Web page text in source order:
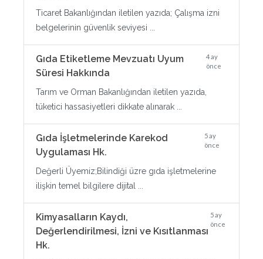
Ticaret Bakanlığından iletilen yazıda; Çalışma izni
belgelerinin güvenlik seviyesi ...
Gıda Etiketleme Mevzuatı Uyum
Süresi Hakkında
4 ay
önce
Tarım ve Orman Bakanlığından iletilen yazıda,
tüketici hassasiyetleri dikkate alınarak ...
Gıda İşletmelerinde Karekod
Uygulaması Hk.
5 ay
önce
Değerli Üyemiz;Bilindiği üzre gıda işletmelerine
ilişkin temel bilgilere dijital ...
Kimyasalların Kaydı,
Değerlendirilmesi, İzni ve Kısıtlanması
Hk.
5 ay
önce